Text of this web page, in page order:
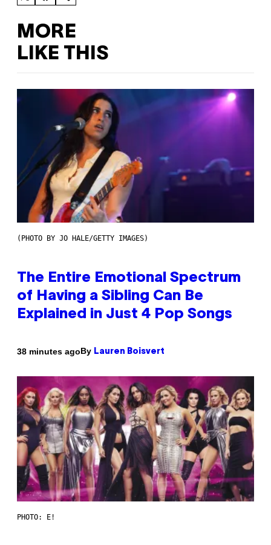
MORE
LIKE THIS
(PHOTO BY JO HALE/GETTY IMAGES)
The Entire Emotional Spectrum
of Having a Sibling Can Be
Explained in Just 4 Pop Songs
38 minutes agoBy Lauren Boisvert
PHOTO: E!